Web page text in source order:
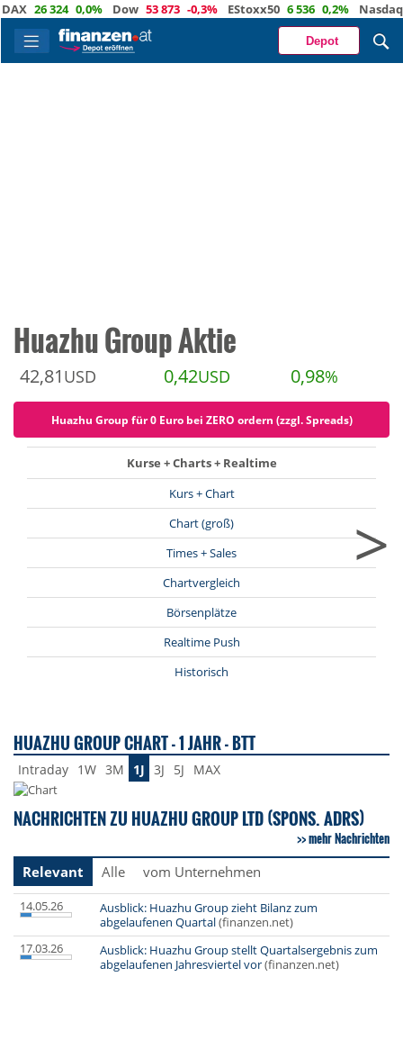
26 324 0,0% Dow 53 873 -0,3% EStoxx50 6 536 0,2% Nasdaq 29
Depot
Huazhu Group Aktie
42,81 USD 0,42USD 0,98%
Huazhu Group für 0 Euro bei ZERO ordern (zzgl. Spreads)
Kurse + Charts + Realtime
Kurs + Chart
Chart (groß)
Times + Sales
Chartvergleich
Börsenplätze
Realtime Push
Historisch
>
HUAZHU GROUP CHART - 1 JAHR - BTT
Intraday 1W 3M 1J 3J 5J MAX
NACHRICHTEN ZU HUAZHU GROUP LTD (SPONS. ADRS)
mehr Nachrichten
Relevant
Alle vom Unternehmen
14.05.26
Ausblick: Huazhu Group zieht Bilanz zum
abgelaufenen Quartal(finanzen.net)
17.03.26
Ausblick: Huazhu Group stellt Quartalsergebnis zum
abgelaufenen Jahresviertel vor(finanzen.net)